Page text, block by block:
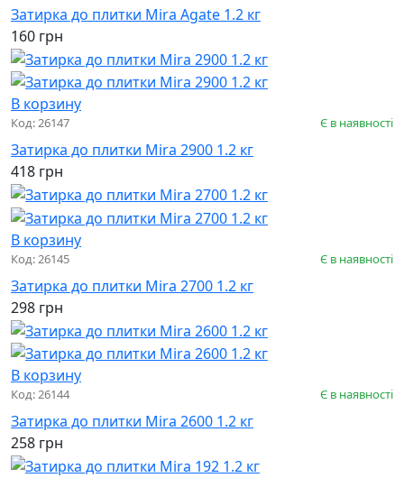
Затирка до плитки Mira Agate 1.2 кг
160 грн
В корзину
Код: 26147 Є в наявності
Затирка до плитки Mira 2900 1.2 кг
418 грн
В корзину
Код: 26145 Є в наявності
Затирка до плитки Mira 2700 1.2 кг
298 грн
В корзину
Код: 26144 Є в наявності
Затирка до плитки Mira 2600 1.2 кг
258 грн